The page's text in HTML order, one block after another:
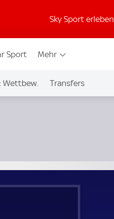
Sky Sport erleben
Sport Mehr
Wettbew. Transfers